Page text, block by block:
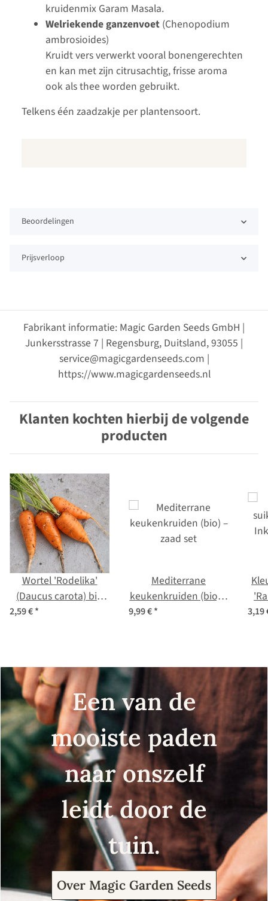
kruidenmix Garam Masala.
Welriekende ganzenvoet (Chenopodium
ambrosioides)
Kruidt vers verwerkt vooral bonengerechten
en kan met zijn citrusachtig, frisse aroma
ook als thee worden gebruikt.
Telkens één zaadzakje per plantensoort.
Beoordelingen
Prijsverloop
Fabrikant informatie: Magic Garden Seeds GmbH |
Junkersstrasse 7 | Regensburg, Duitsland, 93055 |
service@magicgardenseeds.com |
https://www.magicgardenseeds.nl
Klanten kochten hierbij de volgende
producten
Wortel 'Rodelika'
(Daucus carota) bio
2,59 €*
Mediterrane
keukenkruiden (bio) –
9,99 €* 3,19
Een van de
mooiste paden
naar onszelf
leidt door de
tuin.
Over Magic Garden Seeds